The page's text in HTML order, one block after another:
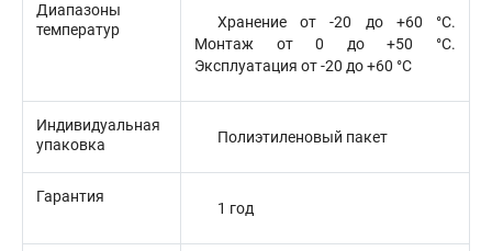
Диапазоны
температур
Хранение от -20 до +60 °C.
Монтаж от 0 до +50 °C.
Эксплуатация от -20 до +60 °C
Индивидуальная
упаковка
Полиэтиленовый пакет
Гарантия
1 год